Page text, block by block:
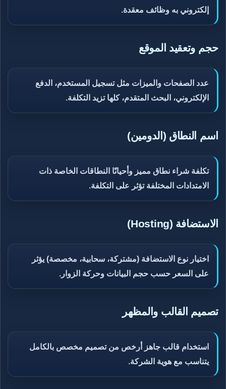
إلكتروني به وظائف معقدة.
حجم وتعقيد الموقع
عدد الصفحات والميزات مثل تسجيل المستخدم، الدفع
الإلكتروني، البحث المتقدم، كلها تزيد التكلفة.
اسم النطاق (الدومين)
تكلفة شراء نطاق مميز وأحيانًا النطاقات الخاصة ذات
الامتدادات المختلفة تؤثر على التكلفة.
الاستضافة (Hosting)
اختيار نوع الاستضافة (مشتركة، سحابية، مخصصة) يؤثر
على السعر حسب حجم البيانات وحركة الزوار.
تصميم القالب والمظهر
استخدام قالب جاهز أرخص من تصميم مخصص بالكامل
يتناسب مع هوية الشركة.